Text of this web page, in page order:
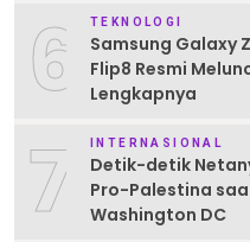
6 TEKNOLOGI
Samsung Galaxy
Flip8 Resmi
Lengkapnya
7 INTERNASIONAL
Detik-detik
Pro-Palestina
Washington DC